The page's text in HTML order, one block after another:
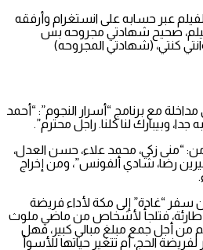
عبر حسابه على انستغرام وأرفقه
صحيح شهادتي مجروحه بس
كنتي، (شهادتي المجروحه)
مع برنامج “أسرار النجوم”: “أحمد
وبيبارك لنا كلنا. راجل محترم”.
بطولة كل من: “منى زكي، محمد علاء، حسن العدل،
رضا، شادي ألفونس”، ومن إخراج
قبل أيام من سفر “غادة” إلى مكة لأداء فريضة
فتلجأ لأشخاص من ماضي ملوث
أجل جمع مبلغ مبالي كبير، فهل
الحج، أم تتغير حياتها للأسوأ